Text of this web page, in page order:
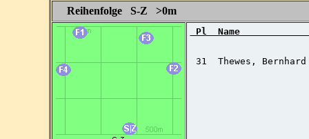
Reihenfolge S-Z >0m
Pl  Name
31  Thewes,